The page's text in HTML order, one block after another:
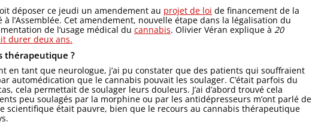
déposer ce jeudi un amendement au projet de loi de financement de la
à l’Assemblée. Cet amendement, nouvelle étape dans la légalisation du
de l’usage médical du cannabis. Olivier Véran explique à 20
durer deux ans.
thérapeutique ?
en tant que neurologue, j’ai pu constater que des patients qui souffraient
automédication que le cannabis pouvait les soulager. C’était parfois du
cela permettait de soulager leurs douleurs. J’ai d’abord trouvé cela
peu soulagés par la morphine ou par les antidépresseurs m’ont parlé de
scientifique était pauvre, bien que le recours au cannabis thérapeutique